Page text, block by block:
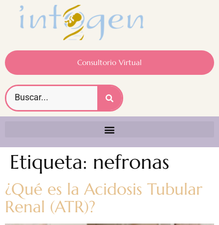
Consultorio Virtual
Etiqueta: nefronas
¿Qué es la Acidosis Tubular
Renal (ATR)?